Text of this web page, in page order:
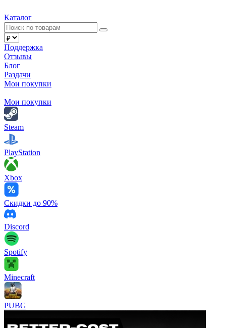
Каталог
Поддержка
Отзывы
Блог
Раздачи
Мои покупки
Мои покупки
Steam
PlayStation
Xbox
Скидки до 90%
Discord
Spotify
Minecraft
PUBG